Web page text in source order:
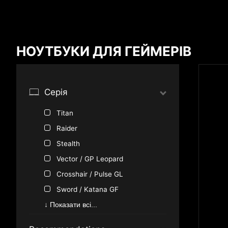
НОУТБУКИ ДЛЯ ГЕЙМЕРІВ
Серія
Titan
Raider
Stealth
Vector / GP Leopard
Crosshair / Pulse GL
Sword / Katana GF
Cyborg / Thin GF
↓ Показати всі...
Результати порівняння
Відмінності позначено червоним